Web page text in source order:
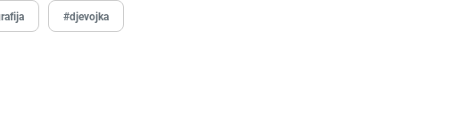
#djevojka